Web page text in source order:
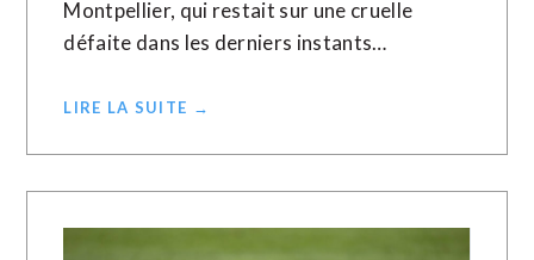
Montpellier, qui restait sur une cruelle
défaite dans les derniers instants…
LIRE LA SUITE →